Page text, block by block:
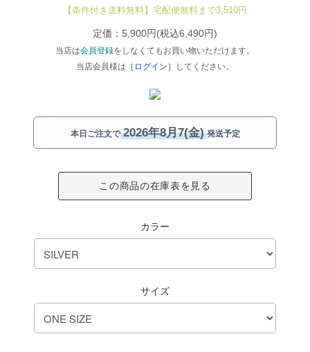
【条件付き送料無料】宅配便無料まで3,510円
定価：5,900円(税込6,490円)
当店は会員登録をしなくてもお買い物いただけます。
当店会員様は［ ログイン ］してください。
本日ご注文で 2026年8月7(金) 発送予定
この商品の在庫表を見る
カラー
サイズ